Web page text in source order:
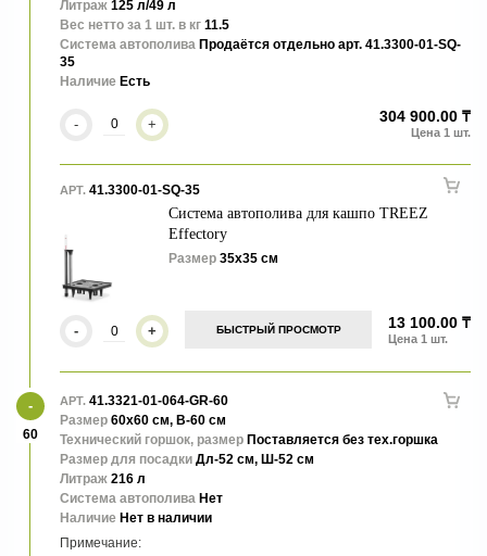
Литраж 125 л/49 л
Вес нетто за 1 шт. в кг 11.5
Система автополива Продаётся отдельно арт. 41.3300-01-SQ-
35
Наличие Есть
- + 304 900.00 ₸
АРТ. 41.3300-01-SQ-35
Система автополива для кашпо TREEZ
Effectory
Размер 35х35 см
БЫСТРЫЙ ПРОСМОТР
- + 13 100.00 ₸
60
АРТ. 41.3321-01-064-GR-60
Размер 60х60 см, В-60 см
Технический горшок, размер Поставляется без тех.горшка
Размер для посадки Дл-52 см, Ш-52 см
Литраж 216 л
Система автополива Нет
Наличие Нет в наличии